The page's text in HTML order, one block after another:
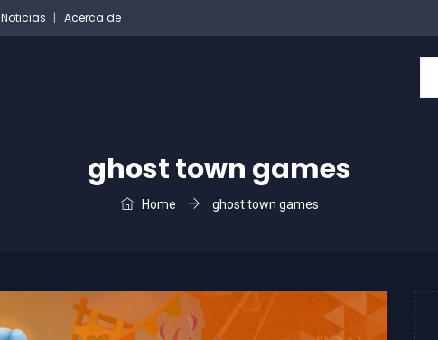
Noticias Acerca de
ghost town games
Home ghost town games